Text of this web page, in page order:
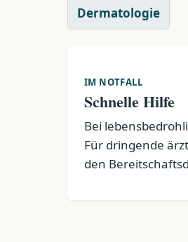
Dermatologie
IM NOTFALL
Schnelle Hilfe
Bei
Für dringende
den